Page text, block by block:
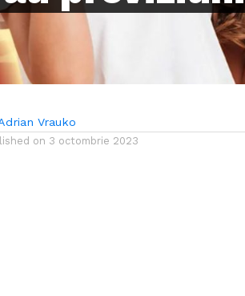
Vrauko
on 3 octombrie 2023